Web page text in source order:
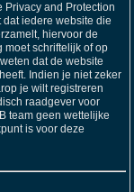
Privacy and Protection
dat iedere website die
hiervoor de
moet schriftelijk of op
dat de website
Indien je niet zeker
je wilt registreren
raadgever voor
team geen wettelijke
is voor deze